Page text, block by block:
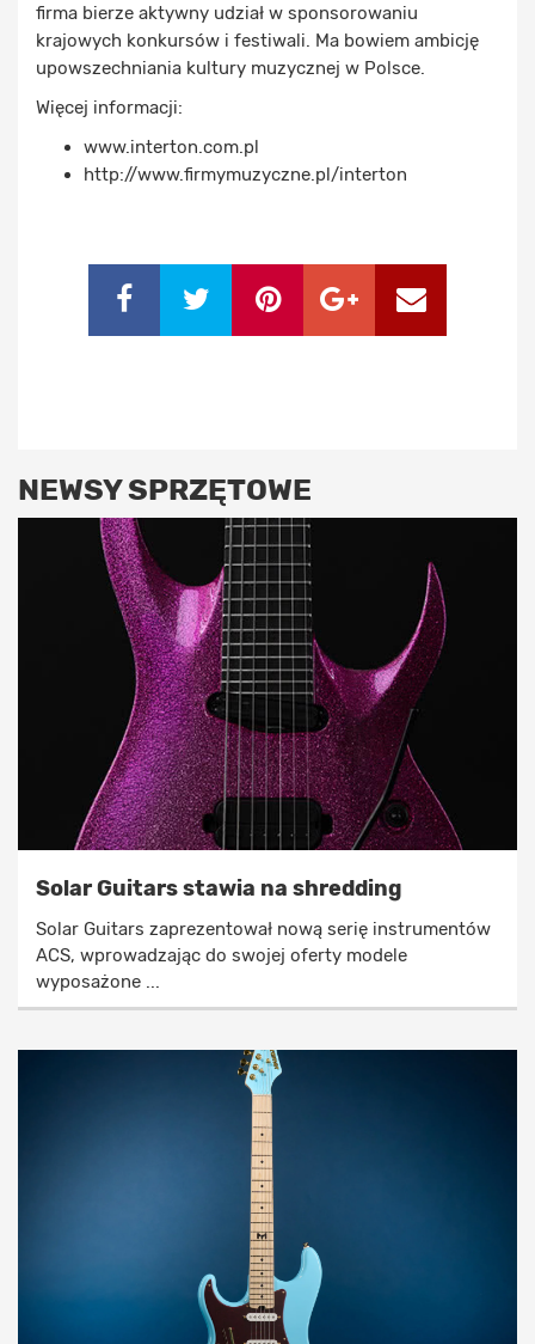
firma bierze aktywny udział w sponsorowaniu
krajowych konkursów i festiwali. Ma bowiem ambicję
upowszechniania kultury muzycznej w Polsce.
Więcej informacji:
www.interton.com.pl
http://www.firmymuzyczne.pl/interton
NEWSY SPRZĘTOWE
Solar Guitars stawia na shredding
Solar Guitars zaprezentował nową serię instrumentów
ACS, wprowadzając do swojej oferty modele
wyposażone ...